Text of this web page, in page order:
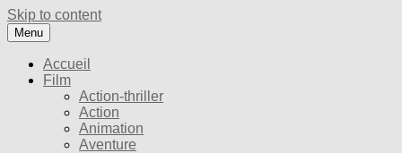
Skip to content
Menu
Accueil
Film
Action-thriller
Action
Animation
Aventure